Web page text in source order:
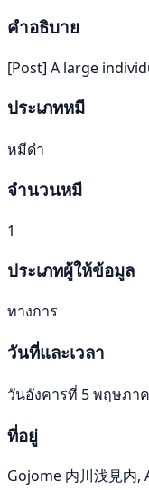
คำอธิบาย
[Post] A large
ประเภทหมี
หมีดำ
จำนวนหมี
1
ประเภทผู้ให้ข้อมูล
ทางการ
วันที่และเวลา
วันอังคารที่ 5 พฤษภา
ที่อยู่
Gojome 内川浅見内,